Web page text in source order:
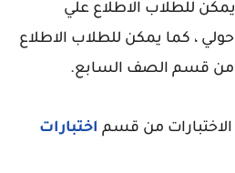
2021-2022 م ، يمكن للطلاب الاطلاع علي
حولي ، كما يمكن للطلاب الاطلاع
من قسم الصف السابع.
من قسم اختبارات